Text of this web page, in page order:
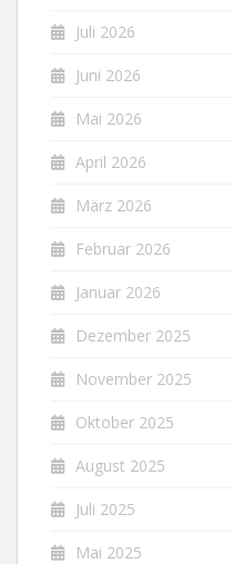
Juli 2026
Juni 2026
Mai 2026
April 2026
März 2026
Februar 2026
Januar 2026
Dezember 2025
November 2025
Oktober 2025
August 2025
Juli 2025
Mai 2025